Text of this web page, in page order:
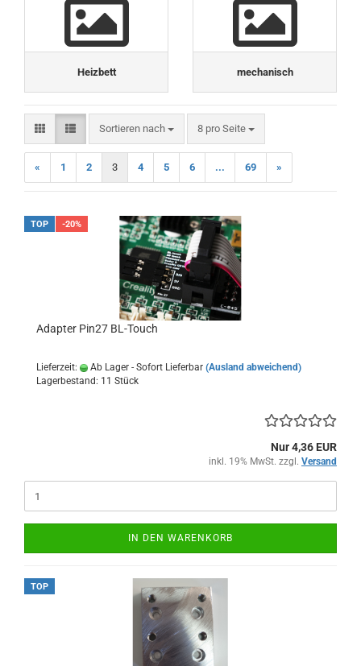
Heizbett mechanisch
Sortieren nach
Sortieren nach 8 pro Seite
pro Seite
« 1 2 3 4 5 6 ... 69 »
TOP -20%
Adapter Pin27 BL-Touch
Lieferzeit: Ab Lager - Sofort Lieferbar (Ausland abweichend)
Lagerbestand: 11 Stück
Nur 4,36 EUR
inkl. 19% MwSt. zzgl. Versand
IN DEN WARENKORB
TOP